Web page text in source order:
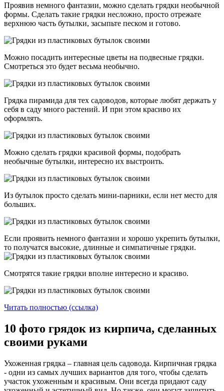
Проявив немного фантазии, можно сделать грядки необычной
формы. Сделать такие грядки несложно, просто отрежьте
верхнюю часть бутылки, засыпьте песком и готово.
Можно посадить интересные цветы на подвесные грядки.
Смотреться это будет весьма необычно.
Грядка пирамида для тех садоводов, которые любят держать у
себя в саду много растений. И при этом красиво их
оформлять.
Можно сделать грядки красивой формы, подобрать
необычные бутылки, интересно их выстроить.
Из бутылок просто сделать мини-парники, если нет место для
больших.
Если проявить немного фантазии и хорошо укрепить бутылки,
то получатся высокие, длинные и симпатичные грядки.
Смотрятся такие грядки вполне интересно и красиво.
Читать полностью (ссылка)
10 фото грядок из кирпича, сделанных
своими руками
Ухоженная грядка – главная цель садовода. Кирпичная грядка
- одни из самых лучших вариантов для того, чтобы сделать
участок ухоженным и красивым. Они всегда придают саду